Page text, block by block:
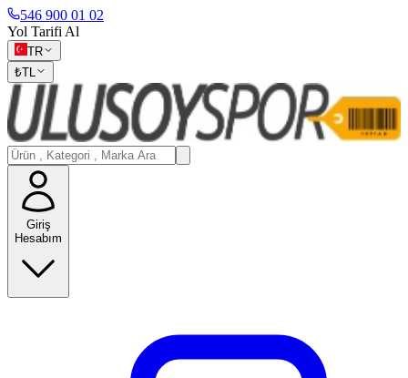
546 900 01 02
Yol Tarifi Al
TR
₺TL
Giriş
Hesabım